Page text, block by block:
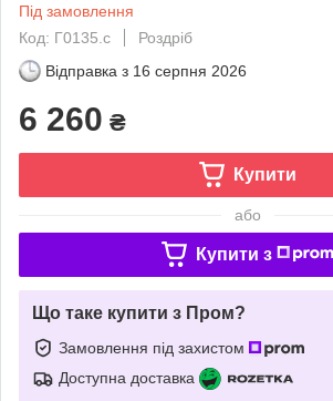
Під замовлення
Код: Г0135.с
Роздріб
Відправка з 16 серпня 2026
6 260 ₴
Купити
або
Купити з
Що таке купити з Пром?
Замовлення під захистом
Доступна доставка